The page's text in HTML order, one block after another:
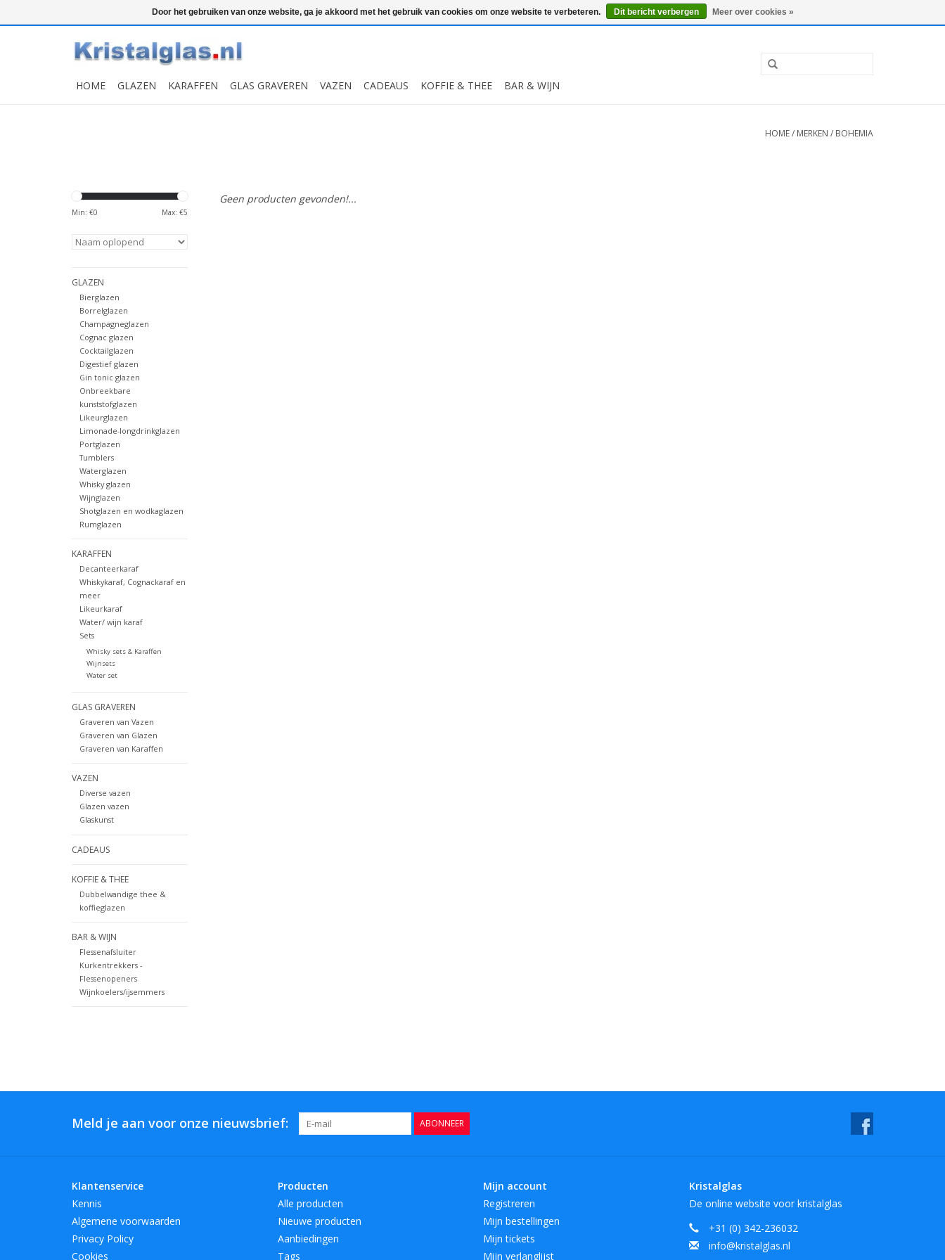
Snelle levering Graveren 0 Artikelen - €0,00 Mijn account / Registreren
HOME GLAZEN KARAFFEN GLAS GRAVEREN VAZEN CADEAUS KOFFIE & THEE BAR & WIJN
HOME/ MERKEN / BOHEMIA
Min: €0 Max: €5
GLAZEN
Bierglazen
Borrelglazen
Champagneglazen
Cognac glazen
Cocktailglazen
Digestief glazen
Gin tonic glazen
Onbreekbare
kunststofglazen
Likeurglazen
Limonade-longdrinkglazen
Portglazen
Tumblers
Waterglazen
Whisky glazen
Wijnglazen
Shotglazen en wodkaglazen
Rumglazen
KARAFFEN
Decanteerkaraf
Whiskykaraf, Cognackaraf en
meer
Likeurkaraf
Water/ wijn karaf
Sets
Whisky sets & Karaffen
Wijnsets
Water set
GLAS GRAVEREN
Graveren van Vazen
Graveren van Glazen
Graveren van Karaffen
VAZEN
Diverse vazen
Glazen vazen
Glaskunst
CADEAUS
KOFFIE & THEE
Dubbelwandige thee &
koffieglazen
BAR & WIJN
Flessenafsluiter
Kurkentrekkers -
Flessenopeners
Wijnkoelers/ijsemmers
Geen producten gevonden!...
Meld je aan voor onze nieuwsbrief: ABONNEER
Klantenservice
Kennis
Algemene voorwaarden
Privacy Policy
Cookies
Producten
Alle producten
Nieuwe producten
Aanbiedingen
Tags
Mijn account
Registreren
Mijn bestellingen
Mijn tickets
Mijn verlanglijst
Kristalglas
De online website voor kristalglas
+31 (0) 342-236032
info@kristalglas.nl
Door het gebruiken van onze website, ga je akkoord met het gebruik van cookies om onze website te verbeteren. Dit bericht verbergen Meer over cookies »